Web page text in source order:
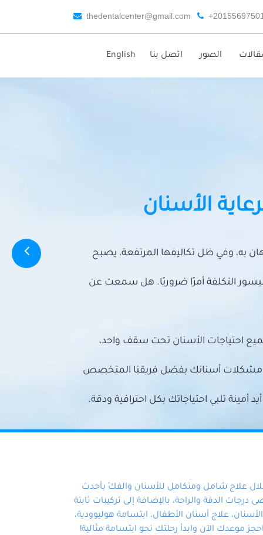
thedentalcenter@gmail.com
الصور اتصل بنا English
الأسنان
به، وفي ظل تكاليفها المرتفعة، يصبح
التكلفة أمرًا ضروريًا. هل سمعت عن
احتياجات الأسنان تحت سقف واحد،
مشكلات أسنانك بفضل فريقنا المتخصص
تلبي احتياجاتك بكل احترافية ودقة.
علاج شامل ومتكامل للأسنان والفكّ بأحدث
الدقة والراحة، بالإضافة إلى تركيبات ثابتة
علاج أسنان الأطفال، ابتسامة هوليوودية،
موعدك الآن وابدأ رحلتك نحو ابتسامة مثالية!